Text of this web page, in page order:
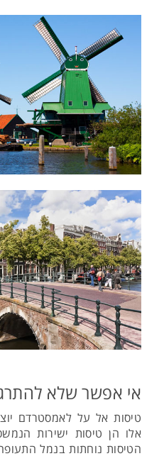
אי אפשר שלא
טיסות אל על לאמסטרדם
אלו הן טיסות ישירות
הטיסות נוחתות בנמל